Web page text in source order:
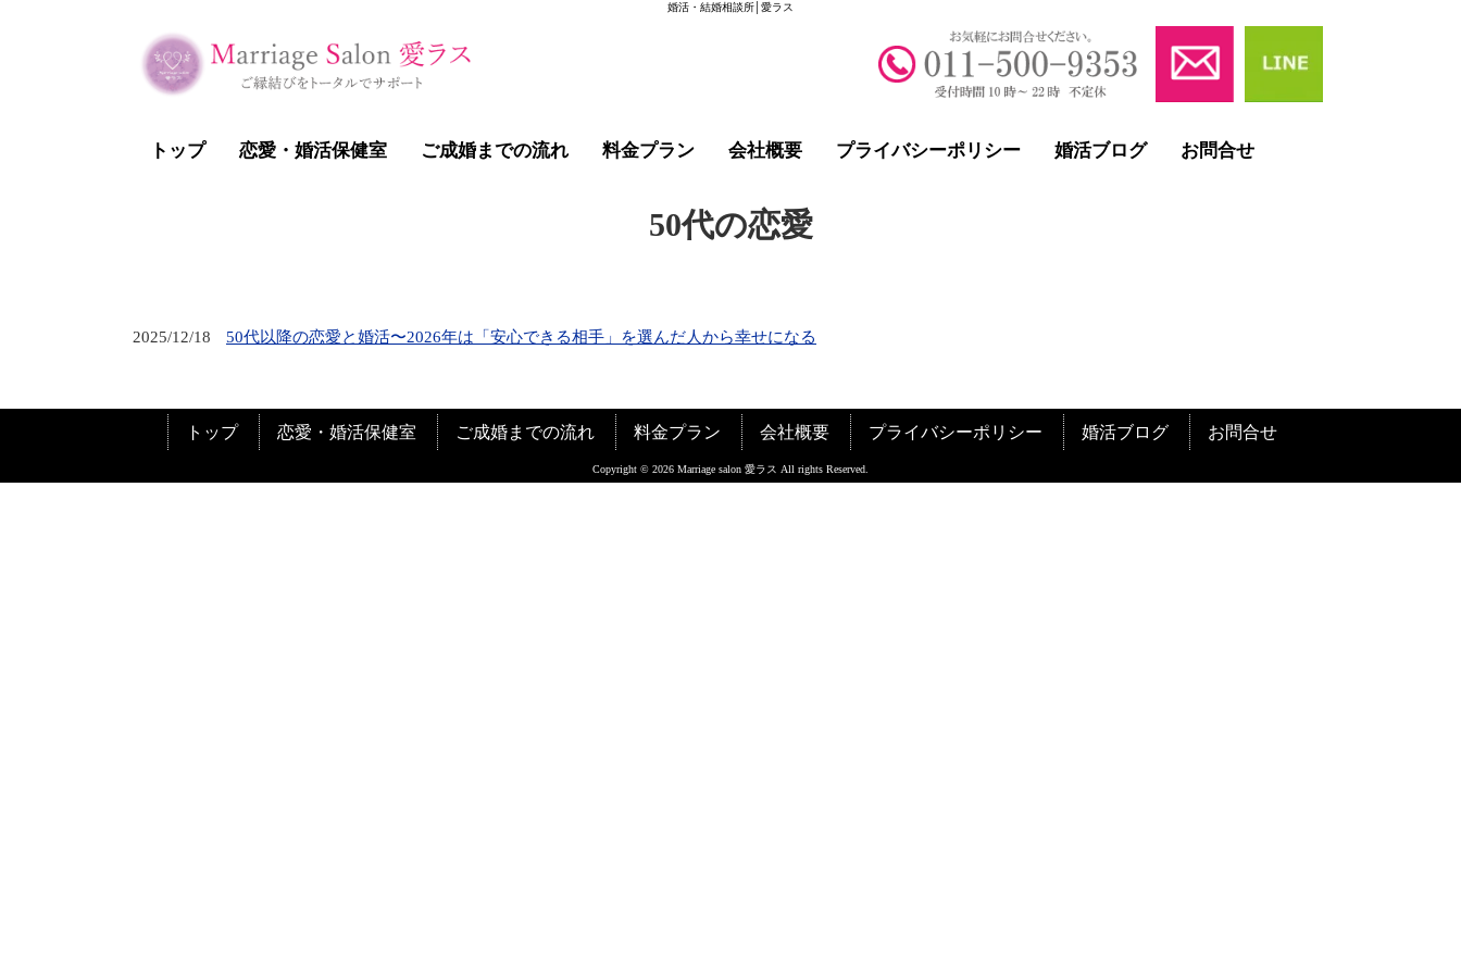
婚活・結婚相談所│愛ラス
トップ 恋愛・婚活保健室 ご成婚までの流れ 料金プラン 会社概要 プライバシーポリシー 婚活ブログ お問合せ
50代の恋愛
2025/12/18 50代以降の恋愛と婚活〜2026年は「安心できる相手」を選んだ人から幸せになる
トップ 恋愛・婚活保健室 ご成婚までの流れ 料金プラン 会社概要 プライバシーポリシー 婚活ブログ お問合せ
Copyright © 2026 Marriage salon 愛ラス All rights Reserved.